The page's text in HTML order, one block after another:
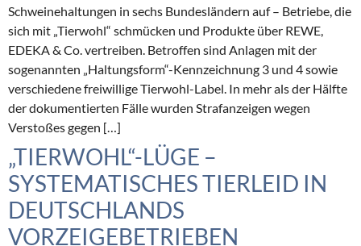
Schweinehaltungen in sechs Bundesländern auf – Betriebe, die
sich mit „Tierwohl“ schmücken und Produkte über REWE,
EDEKA & Co. vertreiben. Betroffen sind Anlagen mit der
sogenannten „Haltungsform“-Kennzeichnung 3 und 4 sowie
verschiedene freiwillige Tierwohl-Label. In mehr als der Hälfte
der dokumentierten Fälle wurden Strafanzeigen wegen
Verstoßes gegen […]
„TIERWOHL“-LÜGE –
SYSTEMATISCHES TIERLEID IN
DEUTSCHLANDS
VORZEIGEBETRIEBEN